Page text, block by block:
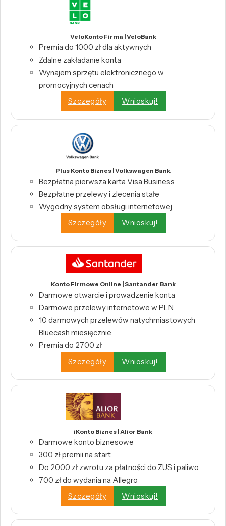
VeloKonto Firma | VeloBank
Premia do 1000 zł dla aktywnych
Zdalne zakładanie konta
Wynajem sprzętu elektronicznego w
promocyjnych cenach
Szczegóły
Wnioskuj!
Plus Konto Biznes | Volkswagen Bank
Bezpłatna pierwsza karta Visa Business
Bezpłatne przelewy i zlecenia stałe
Wygodny system obsługi internetowej
Szczegóły
Wnioskuj!
Konto Firmowe Online | Santander Bank
Darmowe otwarcie i prowadzenie konta
Darmowe przelewy internetowe w PLN
10 darmowych przelewów natychmiastowych
Bluecash miesięcznie
Premia do 2700 zł
Szczegóły
Wnioskuj!
iKonto Biznes | Alior Bank
Darmowe konto biznesowe
300 zł premii na start
Do 2000 zł zwrotu za płatności do ZUS i paliwo
700 zł do wydania na Allegro
Szczegóły
Wnioskuj!